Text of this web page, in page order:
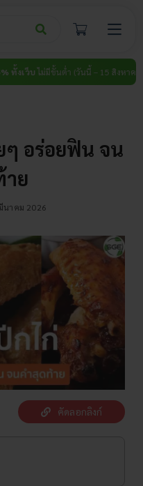
ขั้นต่ำ (วันนี้ – 15 สิงหาคม นี้ เท่านั้น)
ๆ อร่อยฟิน จน
ย
นาคม 2026
คัดลอกลิงก์